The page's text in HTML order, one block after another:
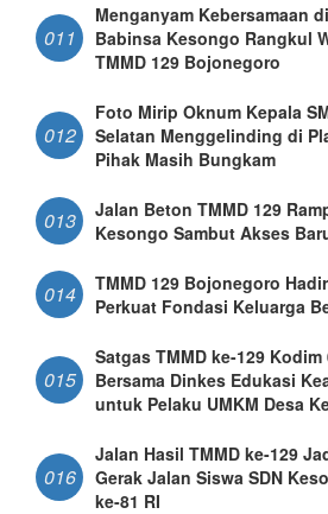
011
Menganyam Kebersamaan
Babinsa Kesongo Rangkul
TMMD 129 Bojonegoro
012
Foto Mirip Oknum Kepala
Selatan Menggelinding di
Pihak Masih Bungkam
013
Jalan Beton TMMD 129
Kesongo Sambut Akses
014
TMMD 129 Bojonegoro
Perkuat Fondasi Keluarga
015
Satgas TMMD ke-129
Bersama Dinkes Edukasi
untuk Pelaku UMKM Desa
016
Jalan Hasil TMMD ke-129
Gerak Jalan Siswa SDN
ke-81 RI